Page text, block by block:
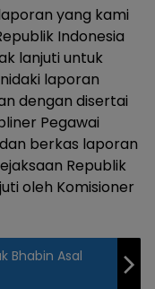
yang kami
Indonesia
lanjuti untuk
laporan
dengan disertai
Pegawai
berkas laporan
Republik
oleh Komisioner
Bhabin Asal